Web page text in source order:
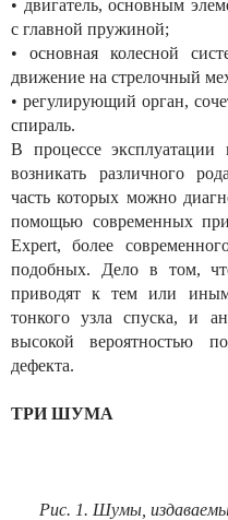
• двигатель, основным
с главной пружиной;
• основная колесной
движение на стрелочный
• регулирующий орган,
спираль.
В процессе
возникать различного
часть которых можно
помощью современных
Expert, более
подобных. Дело в том,
приводят к тем или
тонкого узла спуска, и
высокой вероятностью
дефекта.
ТРИ ШУМА
Рис. 1. Шумы,